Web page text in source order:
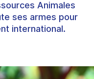
Animales
ses armes pour
international.